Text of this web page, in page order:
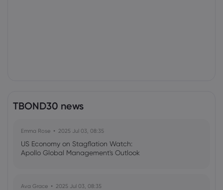
TBOND30 news
Emma Rose 2025 Jul 03, 08:35
US Economy on Stagflation Watch:
Apollo Global Management's Outlook
Ava Grace 2025 Jul 03, 08:35